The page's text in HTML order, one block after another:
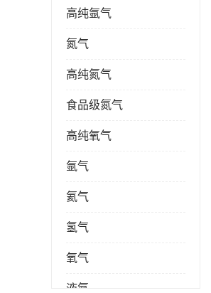
高纯氩气
氮气
高纯氮气
食品级氮气
高纯氧气
氩气
氦气
氢气
氧气
液氮